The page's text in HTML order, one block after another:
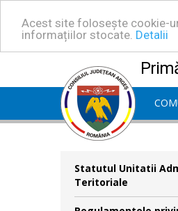
Acest site folosește cookie-
informațiilor stocate. Detalii
Statutul Unitatii
Teritoriale